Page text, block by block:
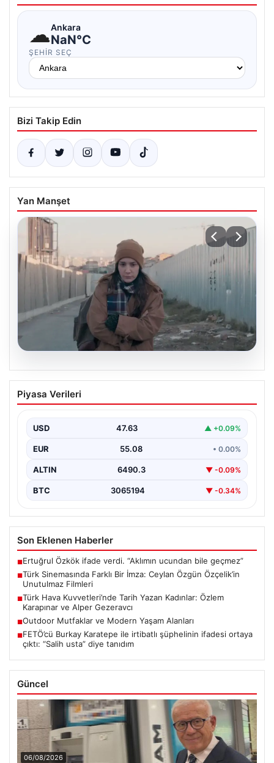
☁Ankara
NaN°C
ŞEHIR SEÇ
Bizi Takip Edin
Yan Manşet
05.08.2026
Türk Sinemasında Farklı Bir İmza:
Ceylan Özgün Özçelik’in Unutulmaz
Türk sinemasında kendine özgü ve etkileyici bir anlatım
Piyasa Verileri
USD 47.63 ▲ +0.09%
EUR 55.08 • 0.00%
ALTIN 6490.3 ▼ -0.09%
BTC 3065194 ▼ -0.34%
Son Eklenen Haberler
■Ertuğrul Özkök ifade verdi. “Aklımın ucundan bile geçmez”
■Türk Sinemasında Farklı Bir İmza: Ceylan Özgün Özçelik’in
Unutulmaz Filmleri
■Türk Hava Kuvvetleri’nde Tarih Yazan Kadınlar: Özlem
Karapınar ve Alper Gezeravcı
■Outdoor Mutfaklar ve Modern Yaşam Alanları
■FETÖ’cü Burkay Karatepe ile irtibatlı şüphelinin ifadesi ortaya
çıktı: “Salih usta” diye tanıdım
Güncel
06/08/2026